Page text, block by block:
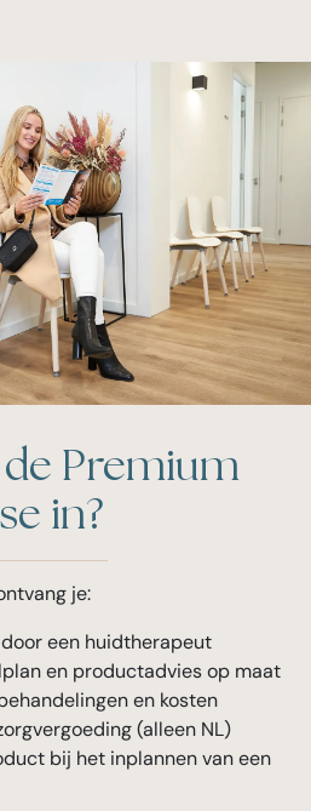
Premium
in?
je:
een huidtherapeut
en productadvies op maat
en kosten
(alleen NL)
bij het inplannen van een